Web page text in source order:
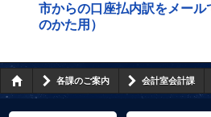
市からの口座払内訳をメー
のかた用）
各課のご案内 会計室会計課